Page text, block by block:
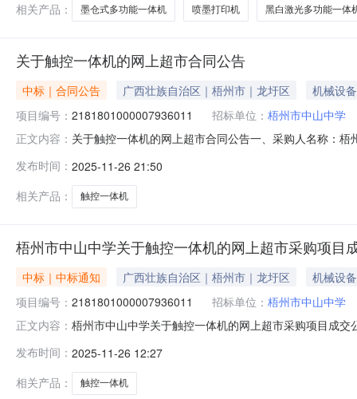
相关产品：
墨仓式多功能一体机 喷墨打印机 黑白激光多功能一体
关于触控一体机的网上超市合同公告
中标｜合同公告 广西壮族自治区｜梧州市｜龙圩区
机械设备
项目编号： 2181801000007936011 招标单位： 梧州市中山中学
正文内容： 关于触控一体机的网上超市合同公告一、采购人名称：
沃/seewoMC86GEE台2.002500050000服务要求或标的
发布时间： 2025-11-26 21:50
相关产品：
触控一体机
梧州市中山中学关于触控一体机的网上超市采购项目
中标｜中标通知 广西壮族自治区｜梧州市｜龙圩区
机械设备
项目编号： 2181801000007936011 招标单位： 梧州市中山中学
正文内容： 梧州市中山中学关于触控一体机的网上超市采购项目成
采购计划信息：序号采购计划文号信息采购计划金额
发布时间： 2025-11-26 12:27
相关产品：
触控一体机